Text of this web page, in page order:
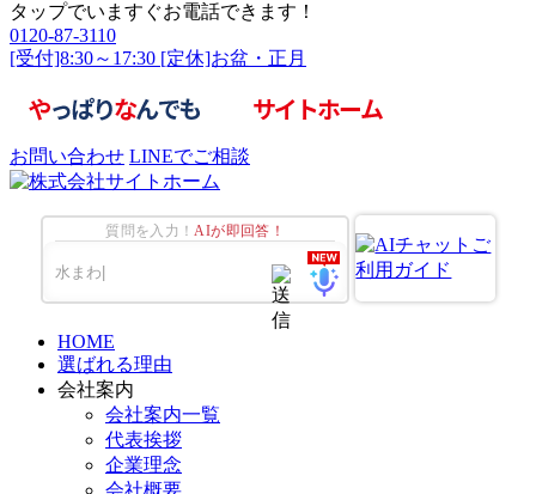
タップでいますぐお電話できます！
0120-87-3110
[受付]8:30～17:30 [定休]お盆・正月
お問い合わせ LINEでご相談
質問を入力！AIが即回答！
HOME
選ばれる理由
会社案内
会社案内一覧
代表挨拶
企業理念